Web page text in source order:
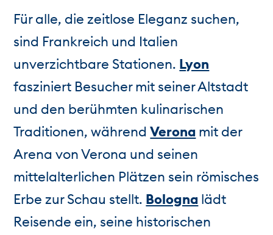
Für alle, die zeitlose Eleganz suchen,
sind Frankreich und Italien
unverzichtbare Stationen. Lyon
fasziniert Besucher mit seiner Altstadt
und den berühmten kulinarischen
Traditionen, währendVerona mit der
Arena von Verona und seinen
mittelalterlichen Plätzen sein römisches
Erbe zur Schau stellt. Bologna lädt
Reisende ein, seine historischen